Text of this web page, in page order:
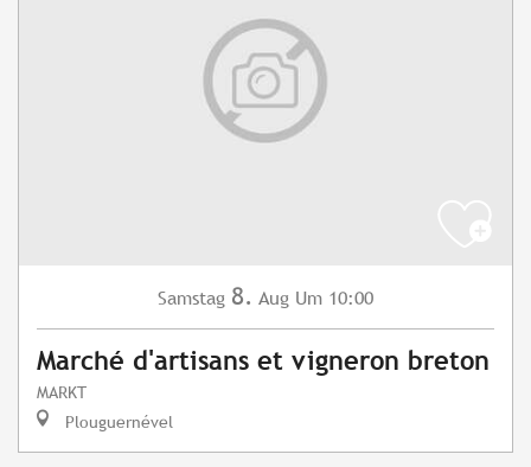
Samstag 8. Aug Um 10:00
Marché d'artisans et vigneron breton
MARKT
Plouguernével